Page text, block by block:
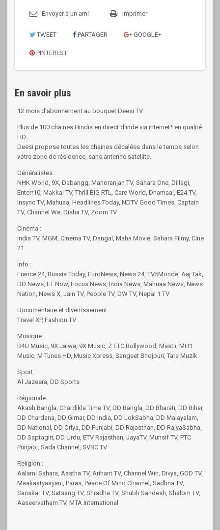
Envoyer à un ami Imprimer
TWEET PARTAGER GOOGLE+
PINTEREST
En savoir plus
12 mois d'abonnement au bouquet Deesi TV
Plus de 100 chaines Hindis en direct d'inde via internet* en qualité
HD.
Deesi propose toutes les chaines décalées dans le temps selon
votre zone de résidence, sans antenne satellite.
Généralistes :
NHK World, 9X, Dabangg, Manoranjan TV, Sahara One, Dillagi,
Enterr10, Makkal TV, Thrill BIG RTL, Care World, Dhamaal, E24 TV,
Insync TV, Mahuaa, Headlines Today, NDTV Good Times, Captain
TV, Channel We, Disha TV, Zoom TV
Cinéma :
India TV, MGM, Cinema TV, Dangal, Maha Movie, Sahara Filmy, Cine
21
Info :
France 24, Russia Today, EuroNews, News 24, TV5Monde, Aaj Tak,
DD News, ET Now, Focus News, India News, Mahuaa News, News
Nation, News X, Jain TV, People TV, DW TV, Nepal 1 TV
Documentaire et divertissement :
Travel XP, Fashion TV
Musique :
B4U Music, 9X Jalwa, 9X Music, Z ETC Bollywood, Mastii, MH1
Music, M Tunes HD, Music Xpress, Sangeet Bhojpuri, Tara Muzik
Sport :
Al Jazeera, DD Sports
Régionale :
Akash Bangla, Chardikla Time TV, DD Bangla, DD Bharati, DD Bihar,
DD Chardana, DD Girnar, DD India, DD LokSabha, DD Malayalam,
DD National, DD Oriya, DD Punjabi, DD Rajasthan, DD RajyaSabha,
DD Saptagiri, DD Urdu, ETV Rajasthan, JayaTV, Munsif TV, PTC
Punjabi, Sada Channel, SVBC TV
Religion :
Aalami Sahara, Aastha TV, Arihant TV, Channel Win, Divya, GOD TV,
Maakaatyaayani, Paras, Peace Of Mind Channel, Sadhna TV,
Sanskar TV, Satsang TV, Shradha TV, Shubh Sandesh, Shalom TV,
Aaseervatham TV, MTA International